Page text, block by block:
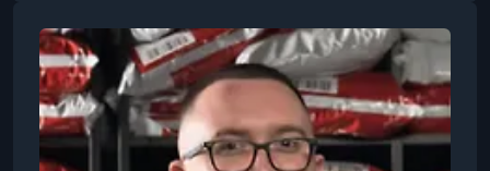
«Магия утра» и «Young Business Club».